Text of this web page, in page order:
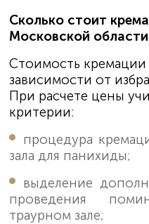
Сколько стоит
Московской
Стоимость кремации
зависимости от
При расчете цены
критерии:
процедура
зала для панихиды;
выделение
проведения
траурном зале;